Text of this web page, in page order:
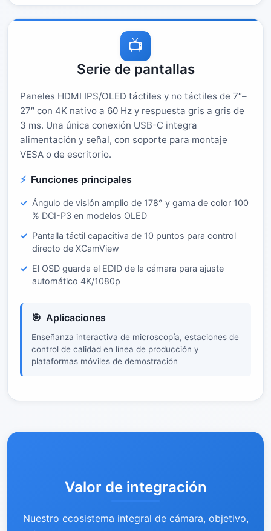
📺
Serie de pantallas
Paneles HDMI IPS/OLED táctiles y no táctiles de 7″–
27″ con 4K nativo a 60 Hz y respuesta gris a gris de
3 ms. Una única conexión USB-C integra
alimentación y señal, con soporte para montaje
VESA o de escritorio.
Funciones principales
Ángulo de visión amplio de 178° y gama de color 100
% DCI-P3 en modelos OLED
Pantalla táctil capacitiva de 10 puntos para control
directo de XCamView
El OSD guarda el EDID de la cámara para ajuste
automático 4K/1080p
Aplicaciones
Enseñanza interactiva de microscopía, estaciones de
control de calidad en línea de producción y
plataformas móviles de demostración
Valor de integración
Nuestro ecosistema integral de cámara, objetivo,